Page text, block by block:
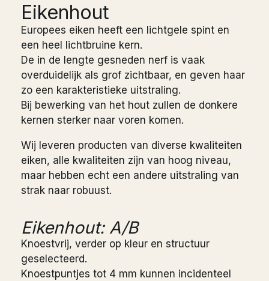
Eikenhout
Europees eiken heeft een lichtgele spint en
een heel lichtbruine kern.
De in de lengte gesneden nerf is vaak
overduidelijk als grof zichtbaar, en geven haar
zo een karakteristieke uitstraling.
Bij bewerking van het hout zullen de donkere
kernen sterker naar voren komen.
Wij leveren producten van diverse kwaliteiten
eiken, alle kwaliteiten zijn van hoog niveau,
maar hebben echt een andere uitstraling van
strak naar robuust.
Eikenhout: A/B
Knoestvrij, verder op kleur en structuur
geselecteerd.
Knoestpuntjes tot 4 mm kunnen incidenteel